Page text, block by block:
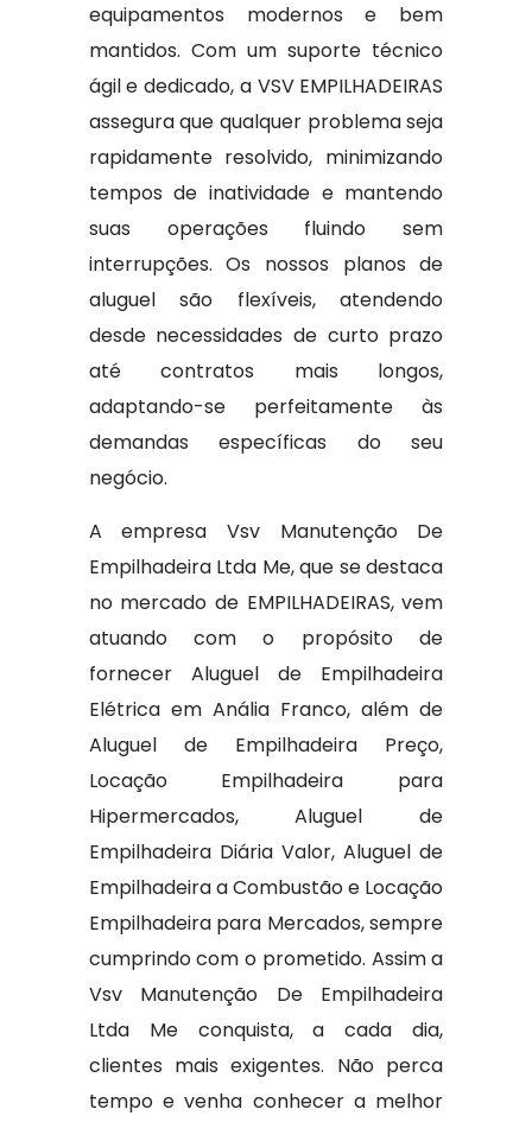
equipamentos modernos e bem
mantidos. Com um suporte técnico
ágil e dedicado, a VSV EMPILHADEIRAS
assegura que qualquer problema seja
rapidamente resolvido, minimizando
tempos de inatividade e mantendo
suas operações fluindo sem
interrupções. Os nossos planos de
aluguel são flexíveis, atendendo
desde necessidades de curto prazo
até contratos mais longos,
adaptando-se perfeitamente às
demandas específicas do seu
negócio.
A empresa Vsv Manutenção De
Empilhadeira Ltda Me, que se destaca
no mercado de EMPILHADEIRAS, vem
atuando com o propósito de
fornecer Aluguel de Empilhadeira
Elétrica em Anália Franco, além de
Aluguel de Empilhadeira Preço,
Locação Empilhadeira para
Hipermercados, Aluguel de
Empilhadeira Diária Valor, Aluguel de
Empilhadeira a Combustão e Locação
Empilhadeira para Mercados, sempre
cumprindo com o prometido. Assim a
Vsv Manutenção De Empilhadeira
Ltda Me conquista, a cada dia,
clientes mais exigentes. Não perca
tempo e venha conhecer a melhor